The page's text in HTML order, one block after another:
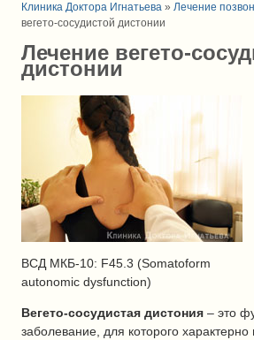
Клиника Доктора Игнатьева » Лечение
вегето-сосудистой дистонии
Лечение вегето-
дистонии
ВСД МКБ-10: F45.3 (Somatoform
autonomic dysfunction)
Вегето-сосудистая дистония – это
заболевание, для которого